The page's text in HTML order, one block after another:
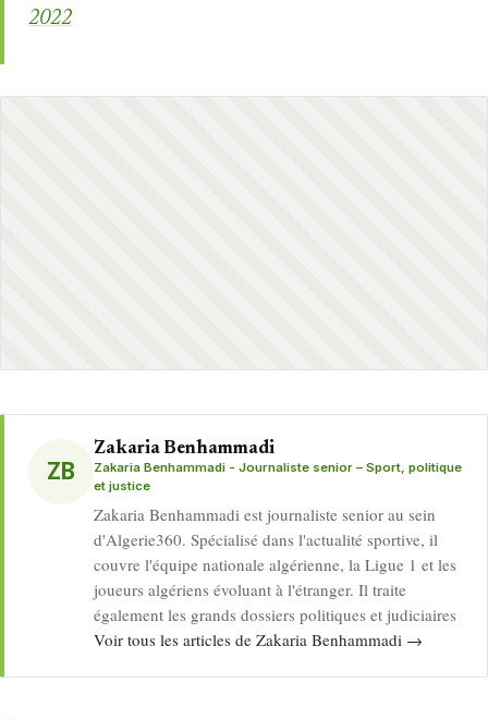
2022
ZB
Zakaria Benhammadi
Zakaria Benhammadi - Journaliste senior – Sport, politique
et justice
Zakaria Benhammadi est journaliste senior au sein
d'Algerie360. Spécialisé dans l'actualité sportive, il
couvre l'équipe nationale algérienne, la Ligue 1 et les
joueurs algériens évoluant à l'étranger. Il traite
également les grands dossiers politiques et judiciaires
Voir tous les articles de Zakaria Benhammadi →